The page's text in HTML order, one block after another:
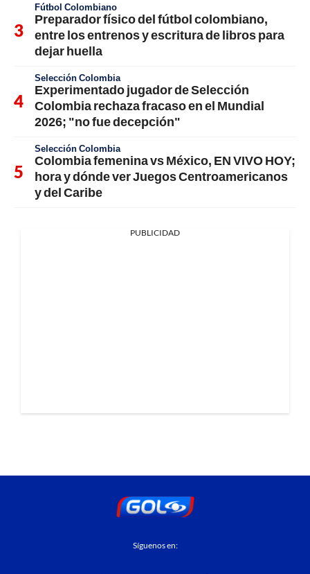
Fútbol Colombiano
Preparador físico del fútbol colombiano,
entre los entrenos y escritura de libros para
dejar huella
Selección Colombia
Experimentado jugador de Selección
Colombia rechaza fracaso en el Mundial
2026; "no fue decepción"
Selección Colombia
Colombia femenina vs México, EN VIVO HOY;
hora y dónde ver Juegos Centroamericanos
y del Caribe
PUBLICIDAD
Síguenos en: